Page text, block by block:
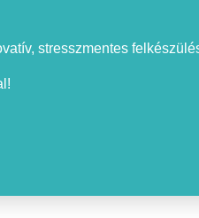
stresszmentes